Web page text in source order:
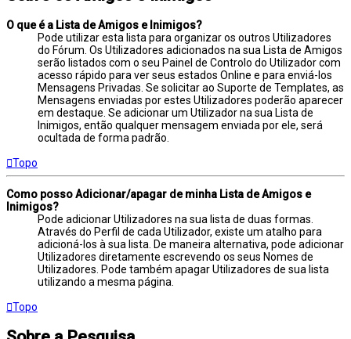
O que é a Lista de Amigos e Inimigos?
Pode utilizar esta lista para organizar os outros Utilizadores
do Fórum. Os Utilizadores adicionados na sua Lista de Amigos
serão listados com o seu Painel de Controlo do Utilizador com
acesso rápido para ver seus estados Online e para enviá-los
Mensagens Privadas. Se solicitar ao Suporte de Templates, as
Mensagens enviadas por estes Utilizadores poderão aparecer
em destaque. Se adicionar um Utilizador na sua Lista de
Inimigos, então qualquer mensagem enviada por ele, será
ocultada de forma padrão.
Topo
Como posso Adicionar/apagar de minha Lista de Amigos e
Inimigos?
Pode adicionar Utilizadores na sua lista de duas formas.
Através do Perfil de cada Utilizador, existe um atalho para
adicioná-los à sua lista. De maneira alternativa, pode adicionar
Utilizadores diretamente escrevendo os seus Nomes de
Utilizadores. Pode também apagar Utilizadores de sua lista
utilizando a mesma página.
Topo